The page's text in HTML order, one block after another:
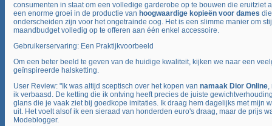
consumenten in staat om een volledige garderobe op te bouwen die eruitziet
een enorme groei in de productie van hoogwaardige kopieën voor dames
onderscheiden zijn voor het ongetrainde oog. Het is een slimme manier om
maandbudget volledig op te offeren aan één enkel accessoire.
Gebruikerservaring: Een Praktijkvoorbeeld
Om een beter beeld te geven van de huidige kwaliteit, kijken we naar een
geïnspireerde halsketting.
User Review: "Ik was altijd sceptisch over het kopen van namaak Dior Online,
ik verbaasd. De ketting die ik ontving heeft precies de juiste
glans die je vaak ziet bij goedkope imitaties. Ik draag hem dagelijks met mijn
uit. Het voelt alsof ik een sieraad van honderden euro's draag, maar de prijs
Modeblogger.